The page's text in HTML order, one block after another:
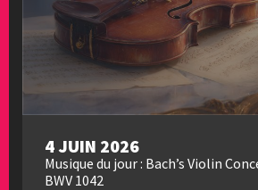
4 JUIN 2026
Musique du jour : Bach’s Violin
BWV 1042